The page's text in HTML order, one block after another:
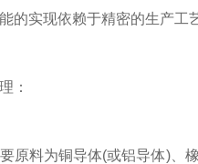
的实现依赖于精密的生产工
：
料为铜导体(或铝导体)、橡